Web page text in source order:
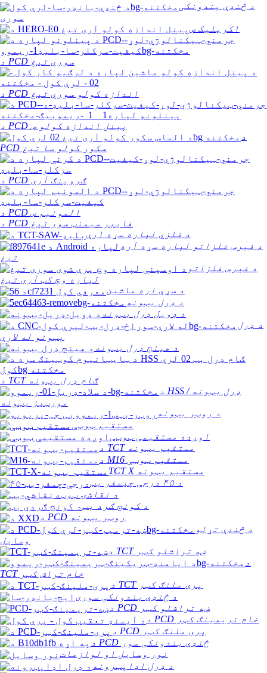
د څنډې بندونکی
سوری
اکریلیک ص
د PCD سوري تیغ
د PCD اندازه کولو سوري تیغ
د PCD پینل اندازه کولو ص
د
PCD سکور کولو سا تیغ
د PCD ګروینګ آری
د PCD المونیم ص
د PCD فایبر سیمنټ سور تیغ
د فلزي لپاره سړه ارې
د فیرس فلزاتو لپاره سړه آره
تیغ
د فیرس فلزاتو
لپاره وچ کټ آری تیغ
د سړې اره ماشین
د ډرل بټونه
د ډویل ډرل بټونه
د ډرل
بټونو له لارې
د هینج ډرل بټونه
د TCT ګام ډرل بټونه
د HSS ډرل بټونه /
مورټیز بټونه
د روټر بټونه
مستقیم ټوټې
اوږده مستقیمې ټوټې
د TCT مستقیم بټونه
د M16 مستقیم ټوټې
TCT X مستقیم بټونه
د ۴۵ درجې چیمفر بټ
د نقاشۍ ټوټه
د کونج ګرد بټ
د PCD روټر بټونه
د څنډې تړلو
وسایل
د TCT ښه تراشلو کټر
د
TCT خام تراش کټر
د TCT پری ملنګ کټر
د څنډې بندونکی سوری
د PCD ښه تراشلو کټر
د PCD خام تریمینګ کټر
د PCD پری ملنګ کټر
د PCD څنډې بندونکی سور
نور وسایل او لوازمات
د ډرل اډاپټرونه